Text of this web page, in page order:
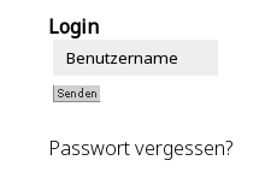
Login
Passwort vergessen?